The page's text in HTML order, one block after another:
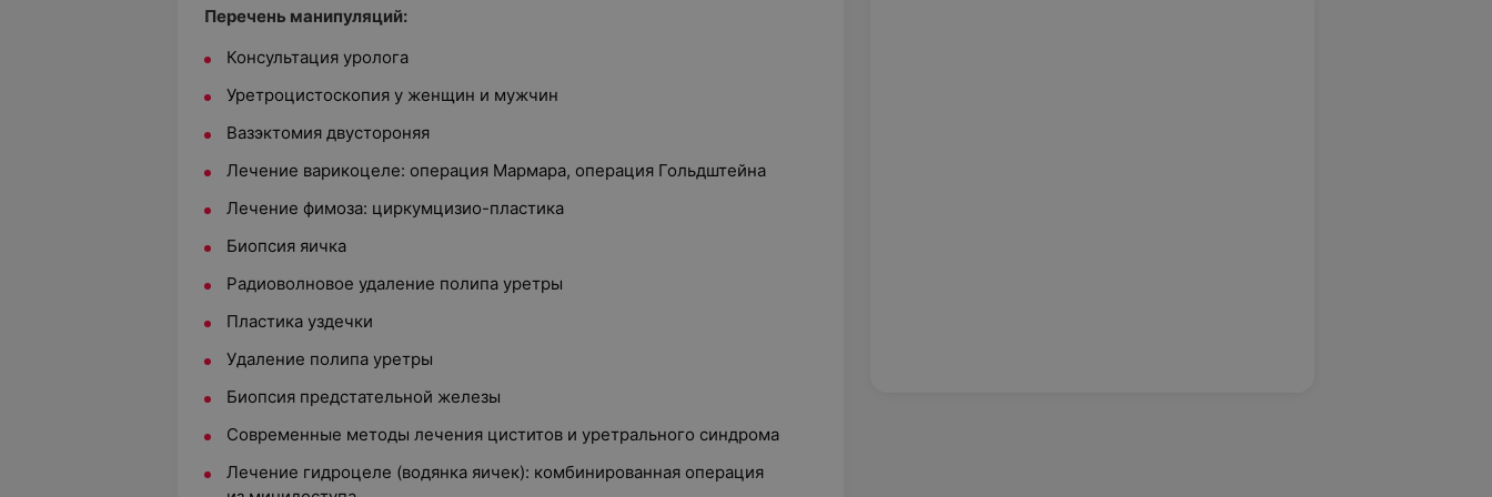
Перечень манипуляций:
Консультация уролога
Уретроцистоскопия у женщин и мужчин
Вазэктомия двустороняя
Лечение варикоцеле: операция Мармара, операция Гольдштейна
Лечение фимоза: циркумцизио-пластика
Биопсия яичка
Радиоволновое удаление полипа уретры
Пластика уздечки
Удаление полипа уретры
Биопсия предстательной железы
Современные методы лечения циститов и уретрального синдрома
Лечение гидроцеле (водянка яичек): комбинированная операция